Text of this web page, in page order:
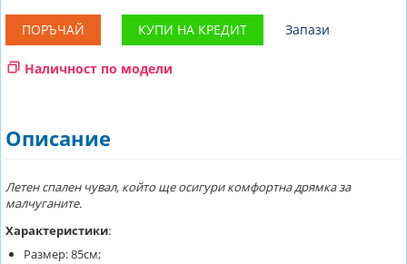
ПОРЪЧАЙ КУПИ НА КРЕДИТ Запази
Наличност по модели
Описание
Летен спален чувал, който ще осигури комфортна дрямка за
малчуганите.
Характеристики:
Размер: 85см;